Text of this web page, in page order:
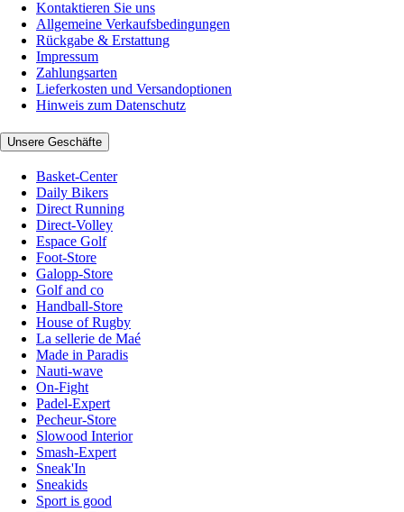
Kontaktieren Sie uns
Allgemeine Verkaufsbedingungen
Rückgabe & Erstattung
Impressum
Zahlungsarten
Lieferkosten und Versandoptionen
Hinweis zum Datenschutz
Unsere Geschäfte
Basket-Center
Daily Bikers
Direct Running
Direct-Volley
Espace Golf
Foot-Store
Galopp-Store
Golf and co
Handball-Store
House of Rugby
La sellerie de Maé
Made in Paradis
Nauti-wave
On-Fight
Padel-Expert
Pecheur-Store
Slowood Interior
Smash-Expert
Sneak'In
Sneakids
Sport is good